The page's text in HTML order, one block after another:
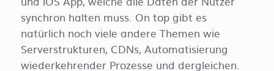
synchron halten muss. On top gibt es
natürlich noch viele andere Themen wie
Serverstrukturen, CDNs, Automatisierung
wiederkehrender Prozesse und dergleichen.